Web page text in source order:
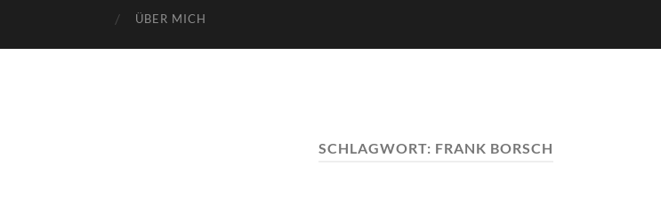
ÜBER MICH
SCHLAGWORT: FRANK BORSCH